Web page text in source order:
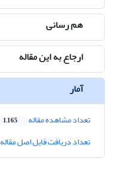
هم رسانی
ارجاع به این مقاله
آمار
تعداد مشاهده مقاله 1,165
تعداد دریافت فایل اصل مقاله